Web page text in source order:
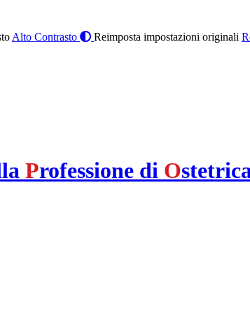
Alto Contrasto Reimposta impostazioni originali
Professione di O